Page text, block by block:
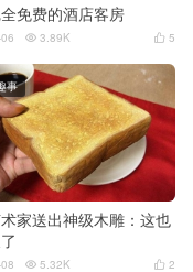
免费的酒店客房
 5
 3.89K
家送出神级木雕：这也
事
 2
 5.32K